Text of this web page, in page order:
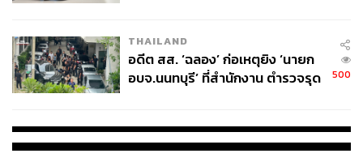
THAILAND
อดีต สส. ‘ฉลอง’ ก่อเหตุยิง ‘นายก
อบจ.นนทบุรี’ ที่สำนักงาน ตำรวจรุด
500